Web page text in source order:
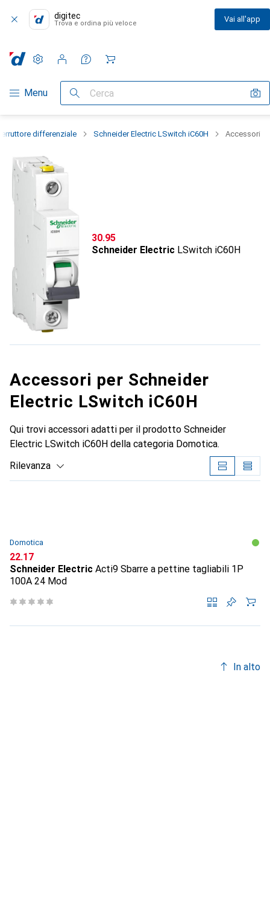
digitec
Trova e ordina più veloce Vai all'app
Categoria Navigazione
Menu Cerca
Impostazioni
Conto cliente
Liste di confronto
Liste dei desideri
Carrello
differenziale Schneider Electric LSwitch iC60H Accessori
CHF
30.95
Schneider Electric LSwitch iC60H
Accessori per Schneider
Electric LSwitch iC60H
Qui trovi accessori adatti per il prodotto Schneider
Electric LSwitch iC60H della categoria Domotica.
Rilevanza
Domotica
CHF
22.17
Schneider Electric Acti9 Sbarre a pettine tagliabili 1P
100A 24 Mod
In alto